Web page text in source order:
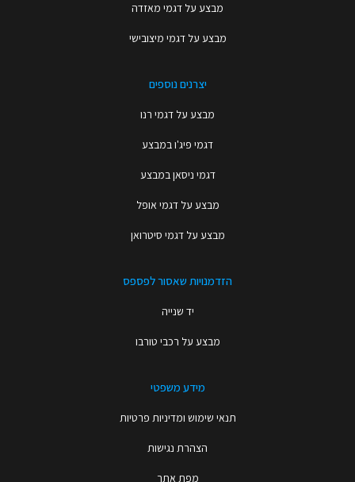
מבצע על דגמי מאזדה
מבצע על דגמי מיצובישי
יצרנים נוספים
מבצע על דגמי רנו
דגמי פיג'ו במבצע
דגמי ניסאן במבצע
מבצע על דגמי אופל
מבצע על דגמי סיטרואן
הזדמנויות שאסור לפספס
יד שנייה
מבצע על רכבי טורבו
מידע משפטי
תנאי שימוש ומדיניות פרטיות
הצהרת נגישות
מפת אתר